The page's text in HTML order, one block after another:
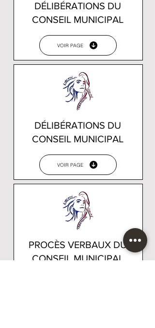
DÉLIBÉRATIONS DU
CONSEIL MUNICIPAL
VOIR PAGE
DÉLIBÉRATIONS DU
CONSEIL MUNICIPAL
VOIR PAGE
PROCÈS VERBAUX DU
CONSEIL MUNICIPAL